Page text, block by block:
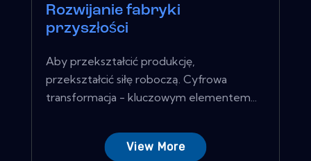
Rozwijanie fabryki
przyszłości
Aby przekształcić produkcję,
przekształcić siłę roboczą. Cyfrowa
transformacja - kluczowym elementem...
View More